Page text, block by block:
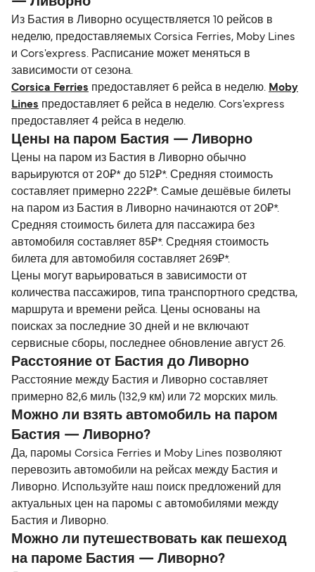
Из Бастия в Ливорно осуществляется 10 рейсов в
неделю, предоставляемых Corsica Ferries, Moby Lines
и Cors'express. Расписание может меняться в
зависимости от сезона.
Corsica Ferries предоставляет 6 рейса в неделю. Moby
Lines предоставляет 6 рейса в неделю. Cors'express
предоставляет 4 рейса в неделю.
Цены на паром Бастия — Ливорно
Цены на паром из Бастия в Ливорно обычно
варьируются от 20₽* до 512₽*. Средняя стоимость
составляет примерно 222₽*. Самые дешёвые билеты
на паром из Бастия в Ливорно начинаются от 20₽*.
Средняя стоимость билета для пассажира без
автомобиля составляет 85₽*. Средняя стоимость
билета для автомобиля составляет 269₽*.
Цены могут варьироваться в зависимости от
количества пассажиров, типа транспортного средства,
маршрута и времени рейса. Цены основаны на
поисках за последние 30 дней и не включают
сервисные сборы, последнее обновление август 26.
Расстояние от Бастия до Ливорно
Расстояние между Бастия и Ливорно составляет
примерно 82,6 миль (132,9 км) или 72 морских миль.
Можно ли взять автомобиль на паром
Бастия — Ливорно?
Да, паромы Corsica Ferries и Moby Lines позволяют
перевозить автомобили на рейсах между Бастия и
Ливорно. Используйте наш поиск предложений для
актуальных цен на паромы с автомобилями между
Бастия и Ливорно.
Можно ли путешествовать как пешеход
на пароме Бастия — Ливорно?